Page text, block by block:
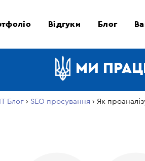
Відгуки Блог
МИ
ІТ Блог › SEO просування › Як